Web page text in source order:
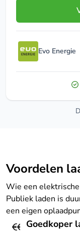
Evo Energie
Voordelen
Wie een
Publiek laden is
een eigen
Goedkoper